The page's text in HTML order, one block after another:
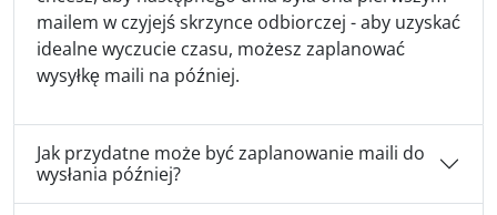
mailem w czyjejś skrzynce odbiorczej - aby uzyskać
idealne wyczucie czasu, możesz zaplanować
wysyłkę maili na później.
Jak przydatne może być zaplanowanie maili do
wysłania później?